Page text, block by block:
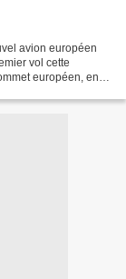
avion européen
vol cette
européen, en